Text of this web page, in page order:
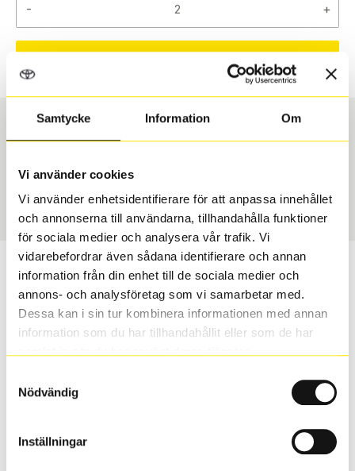
Samtycke Information Om
Vi använder cookies
Vi använder enhetsidentifierare för att anpassa innehållet
och annonserna till användarna, tillhandahålla funktioner
för sociala medier och analysera vår trafik. Vi
vidarebefordrar även sådana identifierare och annan
information från din enhet till de sociala medier och
annons- och analysföretag som vi samarbetar med.
Dessa kan i sin tur kombinera informationen med annan
information som du har tillhandahållit eller som de har
Nödvändig
Inställningar
- +
Däcktyp Däckstorlek
Art nummer
1311
Passar detta däck min bil?
Ange registreringsnummer för att se om det däck du
valt passar din bilmodell. Om du köper däck som skall
Ibland kan fälgen ha bytts ut under årens lopp och
inte vara samma dimension som bilen hade ut från